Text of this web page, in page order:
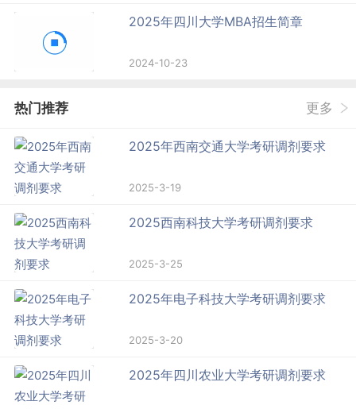
2025年四川大学MBA招生简章
2024-10-23
热门推荐 更多
2025年西南交通大学考研调剂要求
2025-3-19
2025西南科技大学考研调剂要求
2025-3-25
2025年电子科技大学考研调剂要求
2025-3-20
2025年四川农业大学考研调剂要求